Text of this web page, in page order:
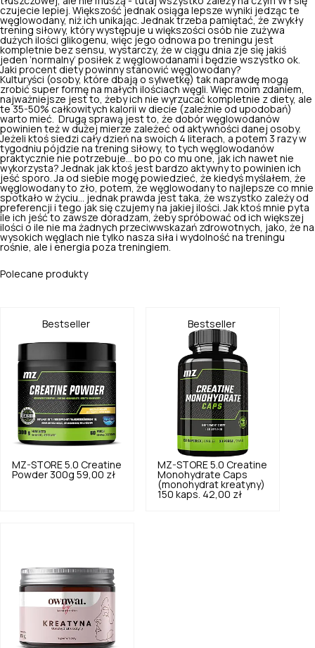
czujecie lepiej. Większość jednak osiąga lepsze wyniki jedząc te
węglowodany, niż ich unikając. Jednak trzeba pamiętać, że zwykły
trening siłowy, który występuje u większości osób nie zużywa
dużych ilości glikogenu, więc jego odnowa po treningu jest
kompletnie bez sensu, wystarczy, że w ciągu dnia zje się jakiś
jeden ‘normalny’ posiłek z węglowodanami i będzie wszystko ok.
Jaki procent diety powinny stanowić węglowodany?
Kulturyści (osoby, które dbają o sylwetkę) tak naprawdę mogą
zrobić super formę na małych ilościach węgli. Więc moim zdaniem,
najważniejsze jest to, żeby ich nie wyrzucać kompletnie z diety, ale
te 35-50% całkowitych kalorii w diecie (zależnie od upodobań)
warto mieć.
Drugą sprawą jest to, że dobór węglowodanów
powinien też w dużej mierze zależeć od aktywności danej osoby.
Jeżeli ktoś siedzi cały dzień na swoich 4 literach, a potem 3 razy w
tygodniu pójdzie na trening siłowy, to tych węglowodanów
praktycznie nie potrzebuje... bo po co mu one, jak ich nawet nie
wykorzysta? Jednak jak ktoś jest bardzo aktywny to powinien ich
jeść sporo. Ja od siebie mogę powiedzieć, że kiedyś myślałem, że
węglowodany to zło, potem, że węglowodany to najlepsze co mnie
spotkało w życiu... jednak prawda jest taka, że wszystko zależy od
preferencji i tego jak się czujemy na jakiej ilości. Jak ktoś mnie pyta
ile ich jeść to zawsze doradzam, żeby spróbować od ich większej
ilości o ile nie ma żadnych przeciwwskazań zdrowotnych, jako, że na
wysokich węglach nie tylko nasza siła i wydolność na treningu
rośnie , ale i energia poza treningiem.
Polecane produkty
Bestseller
MZ-STORE 5.0 Creatine
Powder 300g 59,00 zł
Bestseller
MZ-STORE 5.0 Creatine
Monohydrate Caps
(monohydrat kreatyny)
150 kaps. 42,00 zł